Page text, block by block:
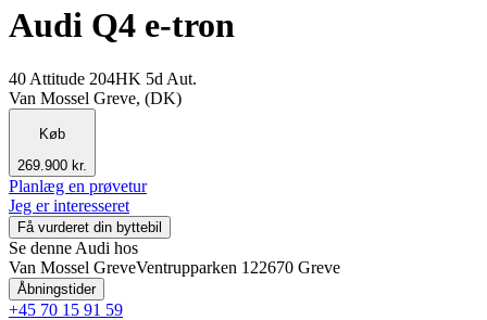
Audi Q4 e-tron
40 Attitude 204HK 5d Aut.
Van Mossel Greve, (DK)
Køb
269.900 kr.
Planlæg en prøvetur
Jeg er interesseret
Få vurderet din byttebil
Se denne Audi hos
Van Mossel GreveVentrupparken 122670 Greve
Åbningstider
+45 70 15 91 59